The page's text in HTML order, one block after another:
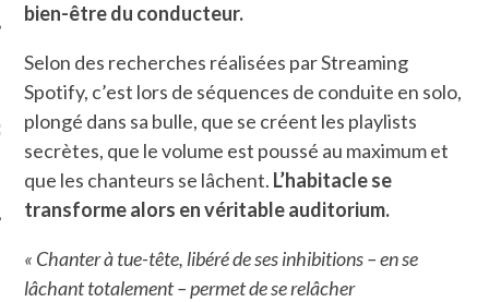
MES DERNIERS
SUR FACEBOOK
QUI MARCHE
bien-être du conducteur.
Selon des recherches réalisées par Streaming
Spotify, c’est lors de séquences de conduite en solo,
plongé dans sa bulle, que se créent les playlists
secrètes, que le volume est poussé au maximum et
que les chanteurs se lâchent. L’habitacle se
transforme alors en véritable auditorium.
« Chanter à tue-tête, libéré de ses inhibitions – en se
lâchant totalement – permet de se relâcher